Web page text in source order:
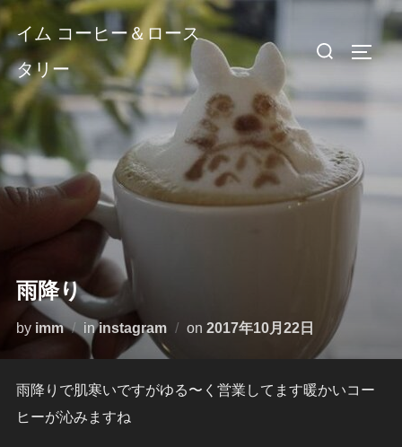
コ
ン
テ
ン
へ
ス
キ
イム コーヒー＆ロース
タリー
検
象:
雨降り
by imm ininstagram on 投
2017年10月22日
雨降りで肌寒いですがゆる〜く営業してます暖かいコー
ヒーが沁みますね